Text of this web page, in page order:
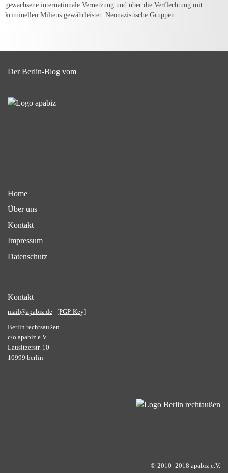
gewachsene internationale Vernetzung und über die Verflechtung mit
kriminellen Milieus gewährleistet. Neonazistische Gruppen…
Der Berlin-Blog vom
Home
Über uns
Kontakt
Impressum
Datenschutz
Kontakt
mail@apabiz.de [PGP-Key]
Berlin rechtsaußen
c/o apabiz e.V.
Lausitzerstr. 10
10999 berlin
© 2010–2018 apabiz e.V.